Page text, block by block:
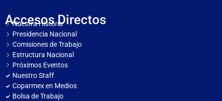
Accesos Directos
Nuestra Historia
Presidencia Nacional
Comisiones de Trabajo
Estructura Nacional
Próximos Eventos
Nuestro Staff
Coparmex en Medios
Bolsa de Trabajo